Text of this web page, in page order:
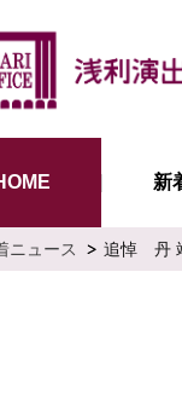
新
ニュース 追悼 丹